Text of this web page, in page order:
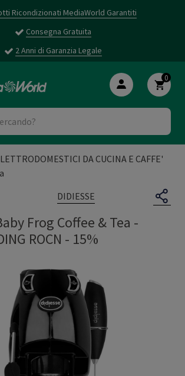
Ricondizionati MediaWorld Garantiti
Consegna Gratuita
2 Anni di Garanzia Legale
0
DA CUCINA E CAFFE'
DIDIESSE
Frog Coffee & Tea -
ROCN - 15%